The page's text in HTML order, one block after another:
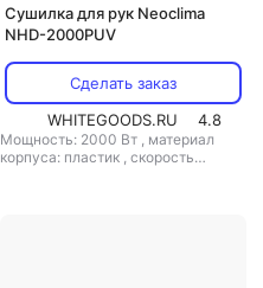
Сушилка для рук Neoclima
NHD-2000PUV
Сделать заказ
WHITEGOODS.RU
4.8
Мощность: 2000 Вт , материал
корпуса: пластик , скорость